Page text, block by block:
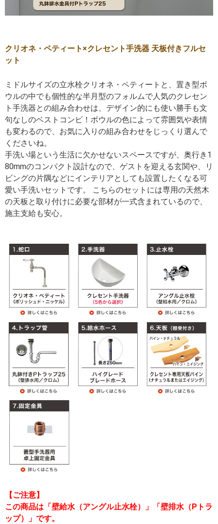
クリオネ・ペティート×クレセント手洗器 天板付きフルセ
ット
ミドルサイズの立水栓クリオネ・ペティートと、置き型ボ
ウルの中でも個性的な半月型のフォルムで人気のクレセン
ト手洗器との組み合わせは、デザイン的にも使い勝手も文
句なしのベストコンビ！ボウルの色によって雰囲気や表情
も変わるので、お気に入りの組み合わせをじっくり選んで
くださいね。
手洗い場という生活に欠かせないスペースですが、奥行き1
80mmのコンパクト設計なので、ゲストを迎える玄関や、リ
ビングの片隅などにインテリアとしても設置したくなる可
愛い手洗いセットです。 こちらのセットには専用の天然木
の天板と取り付けに必要な部材が一式含まれているので、
施主支給も安心。
【ご注意】
この商品は「壁給水（アングル止水栓）」「壁排水（Pトラ
ップ）」です。